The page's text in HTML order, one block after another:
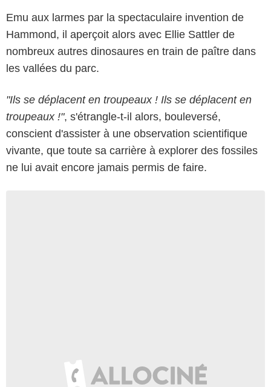
Emu aux larmes par la spectaculaire invention de
Hammond, il aperçoit alors avec Ellie Sattler de
nombreux autres dinosaures en train de paître dans
les vallées du parc.
"Ils se déplacent en troupeaux ! Ils se déplacent en
troupeaux !", s'étrangle-t-il alors, bouleversé,
conscient d'assister à une observation scientifique
vivante, que toute sa carrière à explorer des fossiles
ne lui avait encore jamais permis de faire.